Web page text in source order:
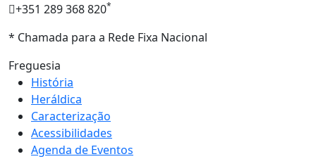
+351 289 368 820*
* Chamada para a Rede Fixa Nacional
Freguesia
História
Heráldica
Caracterização
Acessibilidades
Agenda de Eventos